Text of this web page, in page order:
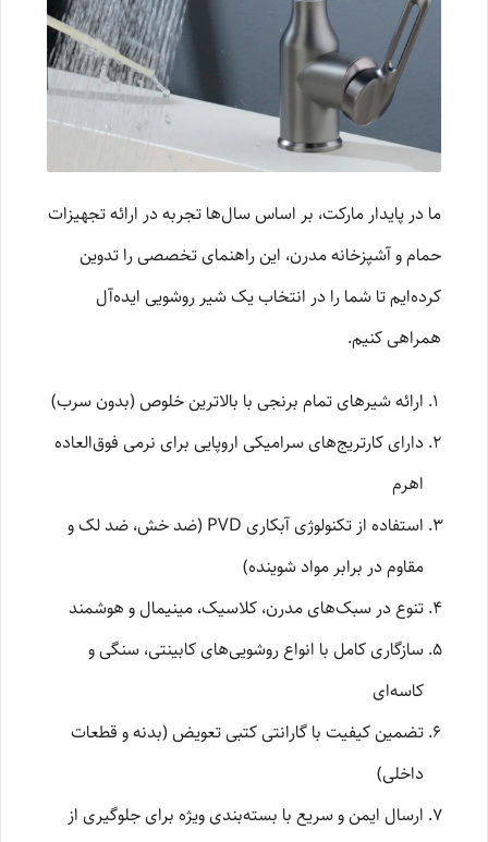
ما در پایدار مارکت، بر اساس سال‌ها تجربه در ارائه تجهیزات
حمام و آشپزخانه مدرن، این راهنمای تخصصی را تدوین
کرده‌ایم تا شما را در انتخاب یک شیر روشویی ایده‌آل
همراهی کنیم.
ارائه شیرهای تمام برنجی با بالاترین خلوص (بدون سرب)
دارای کارتریج‌های سرامیکی اروپایی برای نرمی فوق‌العاده
اهرم
استفاده از تکنولوژی آبکاری PVD (ضد خش، ضد لک و
مقاوم در برابر مواد شوینده)
تنوع در سبک‌های مدرن، کلاسیک، مینیمال و هوشمند
سازگاری کامل با انواع روشویی‌های کابینتی، سنگی و
کاسه‌ای
تضمین کیفیت با گارانتی کتبی تعویض (بدنه و قطعات
داخلی)
ارسال ایمن و سریع با بسته‌بندی ویژه برای جلوگیری از